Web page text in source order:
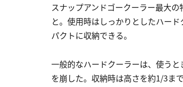
スナップアンドゴークーラー最大
と。使用時はしっかりとしたハー
パクトに収納できる。
一般的なハードクーラーは、使う
を崩した。収納時は高さを約1/3ま